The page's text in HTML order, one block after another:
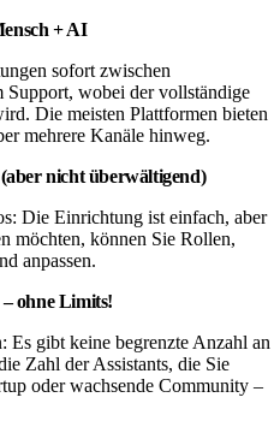
+ AI
sofort zwischen
Support, wobei der vollständige
Die meisten Plattformen bieten
mehrere Kanäle hinweg.
nicht überwältigend)
Die Einrichtung ist einfach, aber
möchten, können Sie Rollen,
anpassen.
ohne Limits!
Es gibt keine begrenzte Anzahl an
Zahl der Assistants, die Sie
oder wachsende Community –